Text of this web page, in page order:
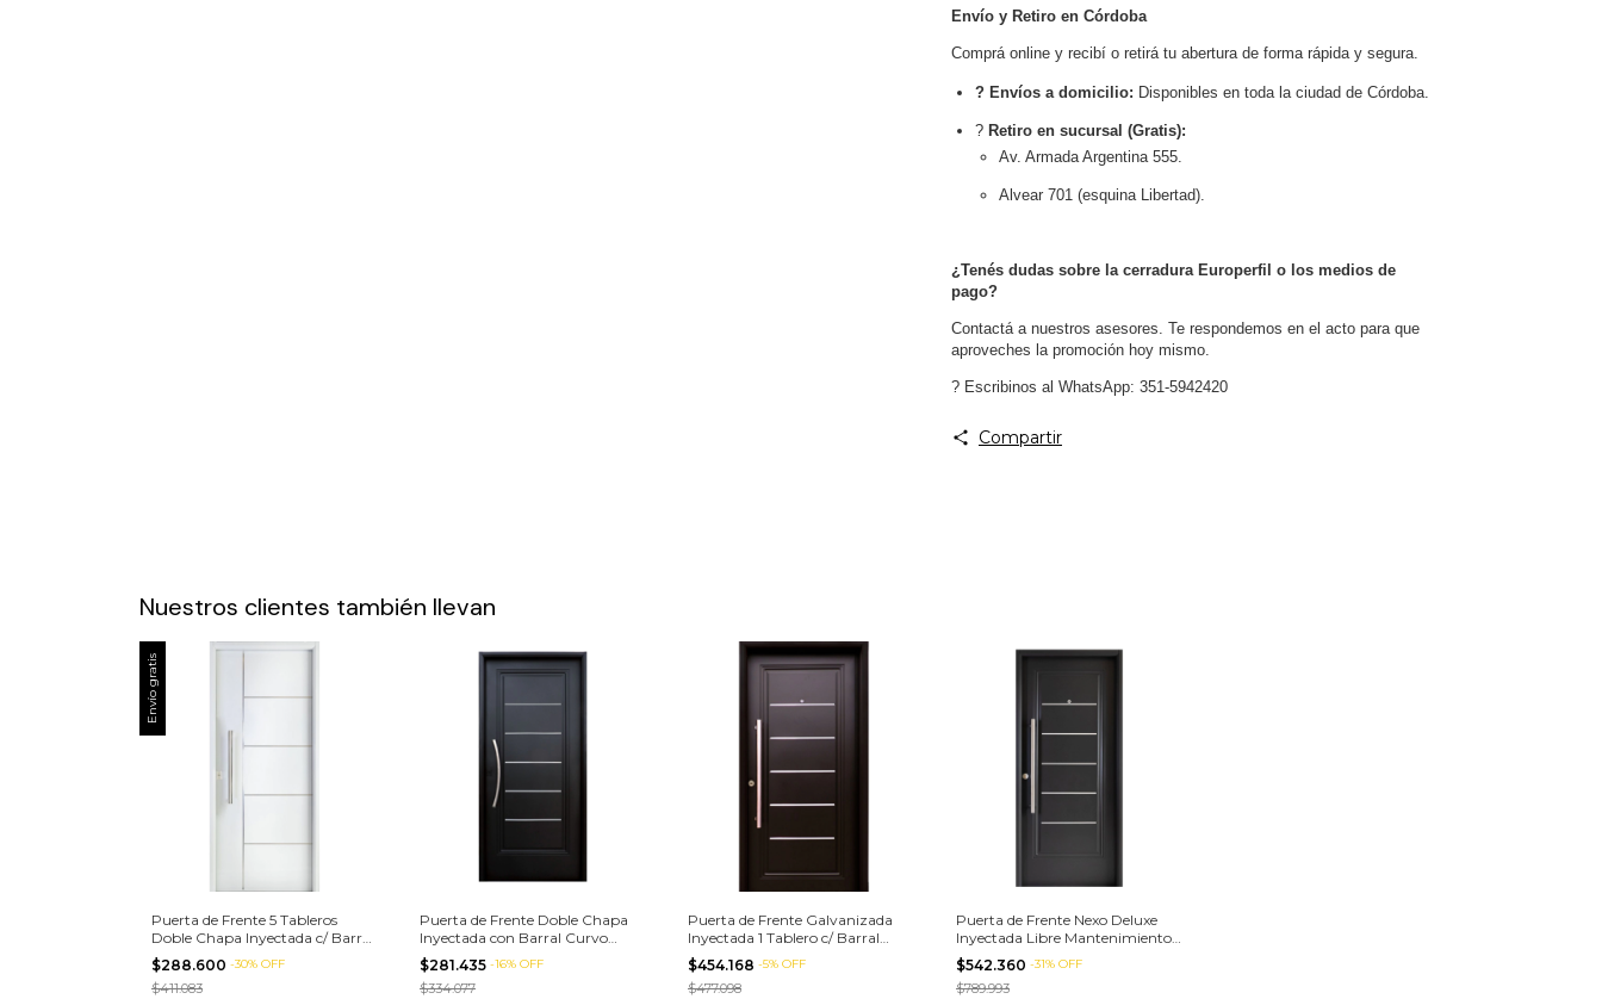
Envío y Retiro en Córdoba
Comprá online y recibí o retirá tu abertura de forma rápida y segura.
? Envíos a domicilio: Disponibles en toda la ciudad de Córdoba.
? Retiro en sucursal (Gratis):
Av. Armada Argentina 555.
Alvear 701 (esquina Libertad).
¿Tenés dudas sobre la cerradura Europerfil o los medios de
pago?
Contactá a nuestros asesores. Te respondemos en el acto para que
aproveches la promoción hoy mismo.
? Escribinos al WhatsApp: 351-5942420
Compartir
Nuestros clientes también llevan
Envío gratis
Puerta de Frente 5 Tableros
Doble Chapa Inyectada c/ Barral
(88x205 cm)
$288.600 -30% OFF
$411.083
Puerta de Frente Doble Chapa
Inyectada con Barral Curvo
(88x205 cm)
$281.435 -16% OFF
$334.077
Puerta de Frente Galvanizada
Inyectada 1 Tablero c/ Barral
(90x200 cm)
$454.168 -5% OFF
$477.098
Puerta de Frente Nexo Deluxe
Inyectada Libre Mantenimiento
(90x200 cm)
$542.360 -31% OFF
$789.993